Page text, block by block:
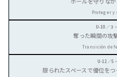
Proteger y
奪った瞬間の攻
Transición
限られたスペースで優位をつ